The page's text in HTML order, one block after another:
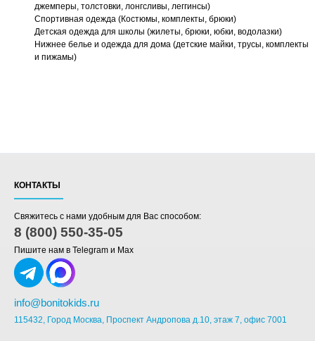
джемперы, толстовки, лонгсливы, леггинсы)
Спортивная одежда (Костюмы, комплекты, брюки)
Детская одежда для школы (жилеты, брюки, юбки, водолазки)
Нижнее белье и одежда для дома (детские майки, трусы, комплекты
и пижамы)
КОНТАКТЫ
Свяжитесь с нами удобным для Вас способом:
8 (800) 550-35-05
Пишите нам в Telegram и Max
info@bonitokids.ru
115432, Город Москва, Проспект Андропова д.10, этаж 7, офис 7001